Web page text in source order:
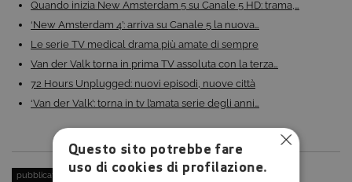
Quando inizia New Amsterdam 5 su Canale 5 HD: trama,…
‘New Amsterdam 4’: arriva su Canale 5 la nuova…
Le serie TV medical drama più amate di sempre
Van der Valk torna in prima TV assoluta con la terza…
72 Hours Unplugged: nuovi episodi, nuove città
‘Van der Valk’: torna in tv l’amata serie degli anni…
pubblicato il:31 Maggio 2023 | categoria:
Questo sito potrebbe fare
uso di cookies di profilazione.